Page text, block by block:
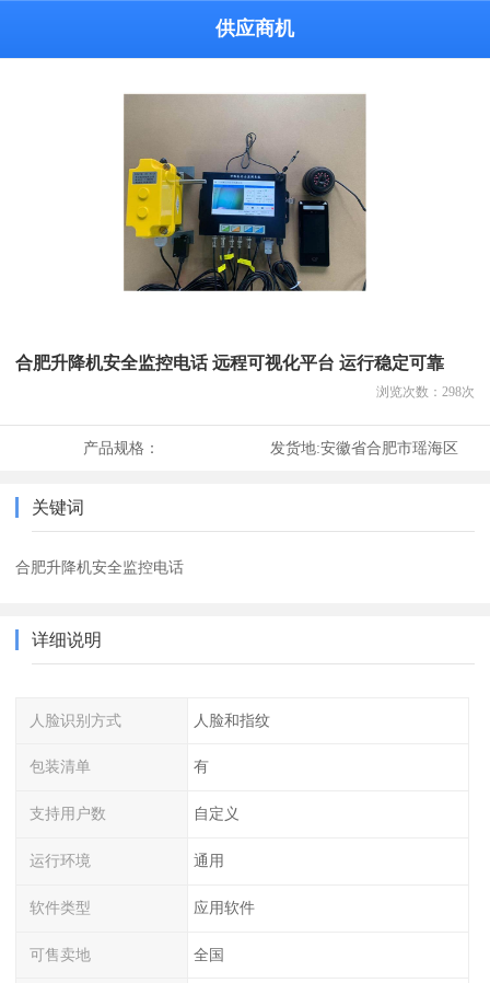
供应商机
合肥升降机安全监控电话 远程可视化平台 运行稳定可靠
浏览次数： 298次
产品规格： 发货地:安徽省合肥市瑶海区
关键词
合肥升降机安全监控电话
详细说明
人脸识别方式 人脸和指纹
包装清单 有
支持用户数 自定义
运行环境 通用
软件类型 应用软件
可售卖地 全国